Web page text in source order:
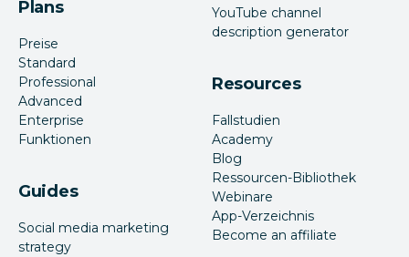
Plans
Preise
Standard
Professional
Advanced
Enterprise
Funktionen
Guides
Social media marketing
strategy
YouTube channel
description generator
Resources
Fallstudien
Academy
Blog
Ressourcen-Bibliothek
Webinare
App-Verzeichnis
Become an affiliate